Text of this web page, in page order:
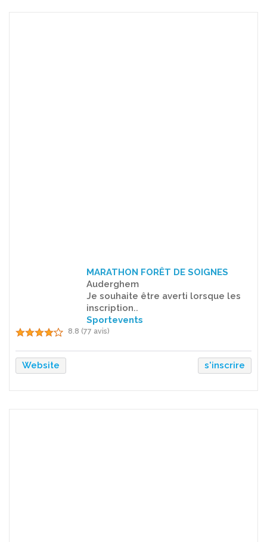
MARATHON FORÊT DE SOIGNES
Auderghem
Je souhaite être averti lorsque les
inscription..
Sportevents
8.8 (77 avis)
Website s'inscrire